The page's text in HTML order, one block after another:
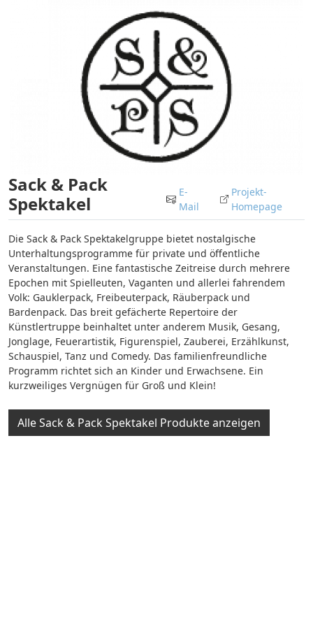
Sack & Pack
Spektakel
E-
Mail
Projekt-
Homepage
Die Sack & Pack Spektakelgruppe bietet nostalgische
Unterhaltungsprogramme für private und öffentliche
Veranstaltungen. Eine fantastische Zeitreise durch mehrere
Epochen mit Spielleuten, Vaganten und allerlei fahrendem
Volk: Gauklerpack, Freibeuterpack, Räuberpack und
Bardenpack. Das breit gefächerte Repertoire der
Künstlertruppe beinhaltet unter anderem Musik, Gesang,
Jonglage, Feuerartistik, Figurenspiel, Zauberei, Erzählkunst,
Schauspiel, Tanz und Comedy. Das familienfreundliche
Programm richtet sich an Kinder und Erwachsene. Ein
kurzweiliges Vergnügen für Groß und Klein!
Alle Sack & Pack Spektakel Produkte anzeigen